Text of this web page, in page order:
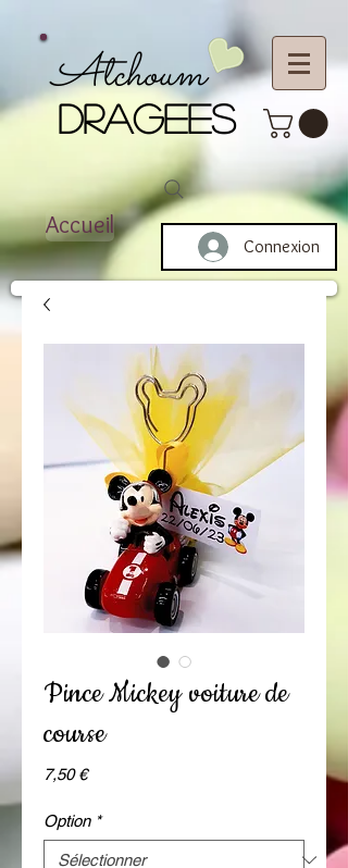
DRAGEES
Atchoum
Accueil
Connexion
Pince Mickey voiture de
course
7,50 €Prix
Option *